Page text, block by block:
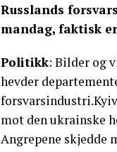
Russlands
mandag, faktisk
Politikk: Bilder og
hevder
mot den ukrainske
Angrepene skjedde